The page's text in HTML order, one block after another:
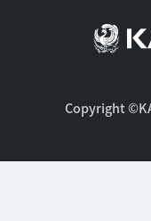
Copyright